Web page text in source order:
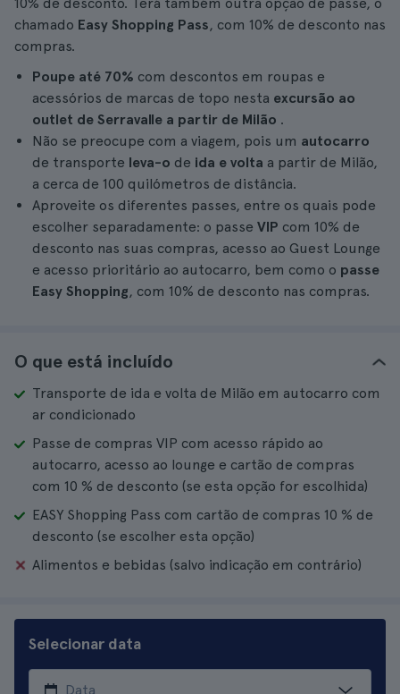
chamado Easy Shopping Pass, com 10% de desconto nas
compras.
Poupe até 70% com descontos em roupas e
acessórios de marcas de topo nesta excursão ao
outlet de Serravalle a partir de Milão .
Não se preocupe com a viagem, pois um autocarro
de transporte leva-o de ida e volta a partir de Milão,
a cerca de 100 quilómetros de distância.
Aproveite os diferentes passes, entre os quais pode
escolher separadamente: o passe VIP com 10% de
desconto nas suas compras, acesso ao Guest Lounge
e acesso prioritário ao autocarro, bem como o passe
Easy Shopping, com 10% de desconto nas compras.
O que está incluído
Transporte de ida e volta de Milão em autocarro com
ar condicionado
Passe de compras VIP com acesso rápido ao
autocarro, acesso ao lounge e cartão de compras
com 10 % de desconto (se esta opção for escolhida)
EASY Shopping Pass com cartão de compras 10 % de
desconto (se escolher esta opção)
Alimentos e bebidas (salvo indicação em contrário)
Selecionar data